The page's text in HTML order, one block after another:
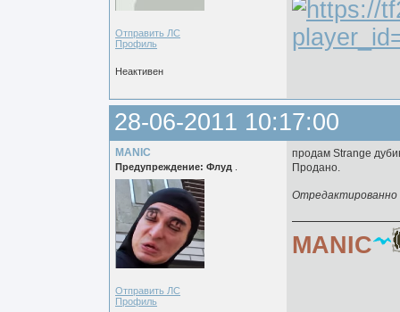
Отправить ЛС
Профиль
Неактивен
28-06-2011 10:17:00
MANIC
Предупреждение: Флуд
Отправить ЛС
Профиль
продам Strange
Продано.
Отредактированно
MANIC